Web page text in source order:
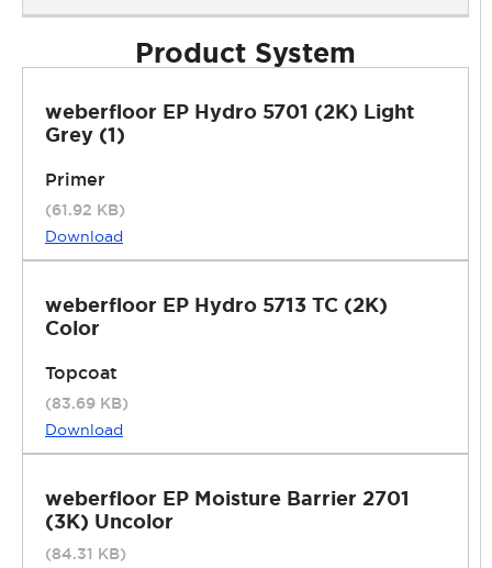
Product System
weberfloor EP Hydro 5701 (2K) Light
Grey (1)
Primer
(61.92 KB)
Download
weberfloor EP Hydro 5713 TC (2K)
Color
Topcoat
(83.69 KB)
Download
weberfloor EP Moisture Barrier 2701
(3K) Uncolor
(84.31 KB)